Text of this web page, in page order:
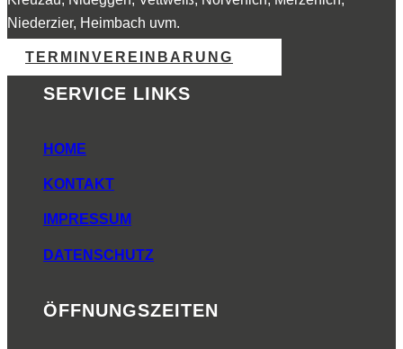
Niederzier, Heimbach uvm.
TERMINVEREINBARUNG
SERVICE LINKS
HOME
KONTAKT
IMPRESSUM
DATENSCHUTZ
ÖFFNUNGSZEITEN